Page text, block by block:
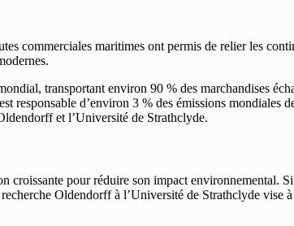
commerciales maritimes ont permis de relier les
transportant environ 90 % des marchandises
est responsable d’environ 3 % des émissions
et l’Université de Strathclyde.
croissante pour réduire son impact environnemental.
Oldendorff à l’Université de Strathclyde vise